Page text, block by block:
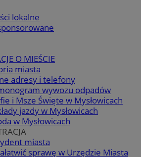
lokalne
O MIEŚCIE
miasta
adresy i telefony
wywozu odpadów
i Msze Święte w Mysłowicach
jazdy w Mysłowicach
w Mysłowicach
miasta
sprawę w Urzędzie Miasta